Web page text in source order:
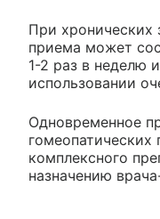
При хронических
приема может
1-2 раз в неделю
использовании
Одновременное
гомеопатических
комплексного
назначению